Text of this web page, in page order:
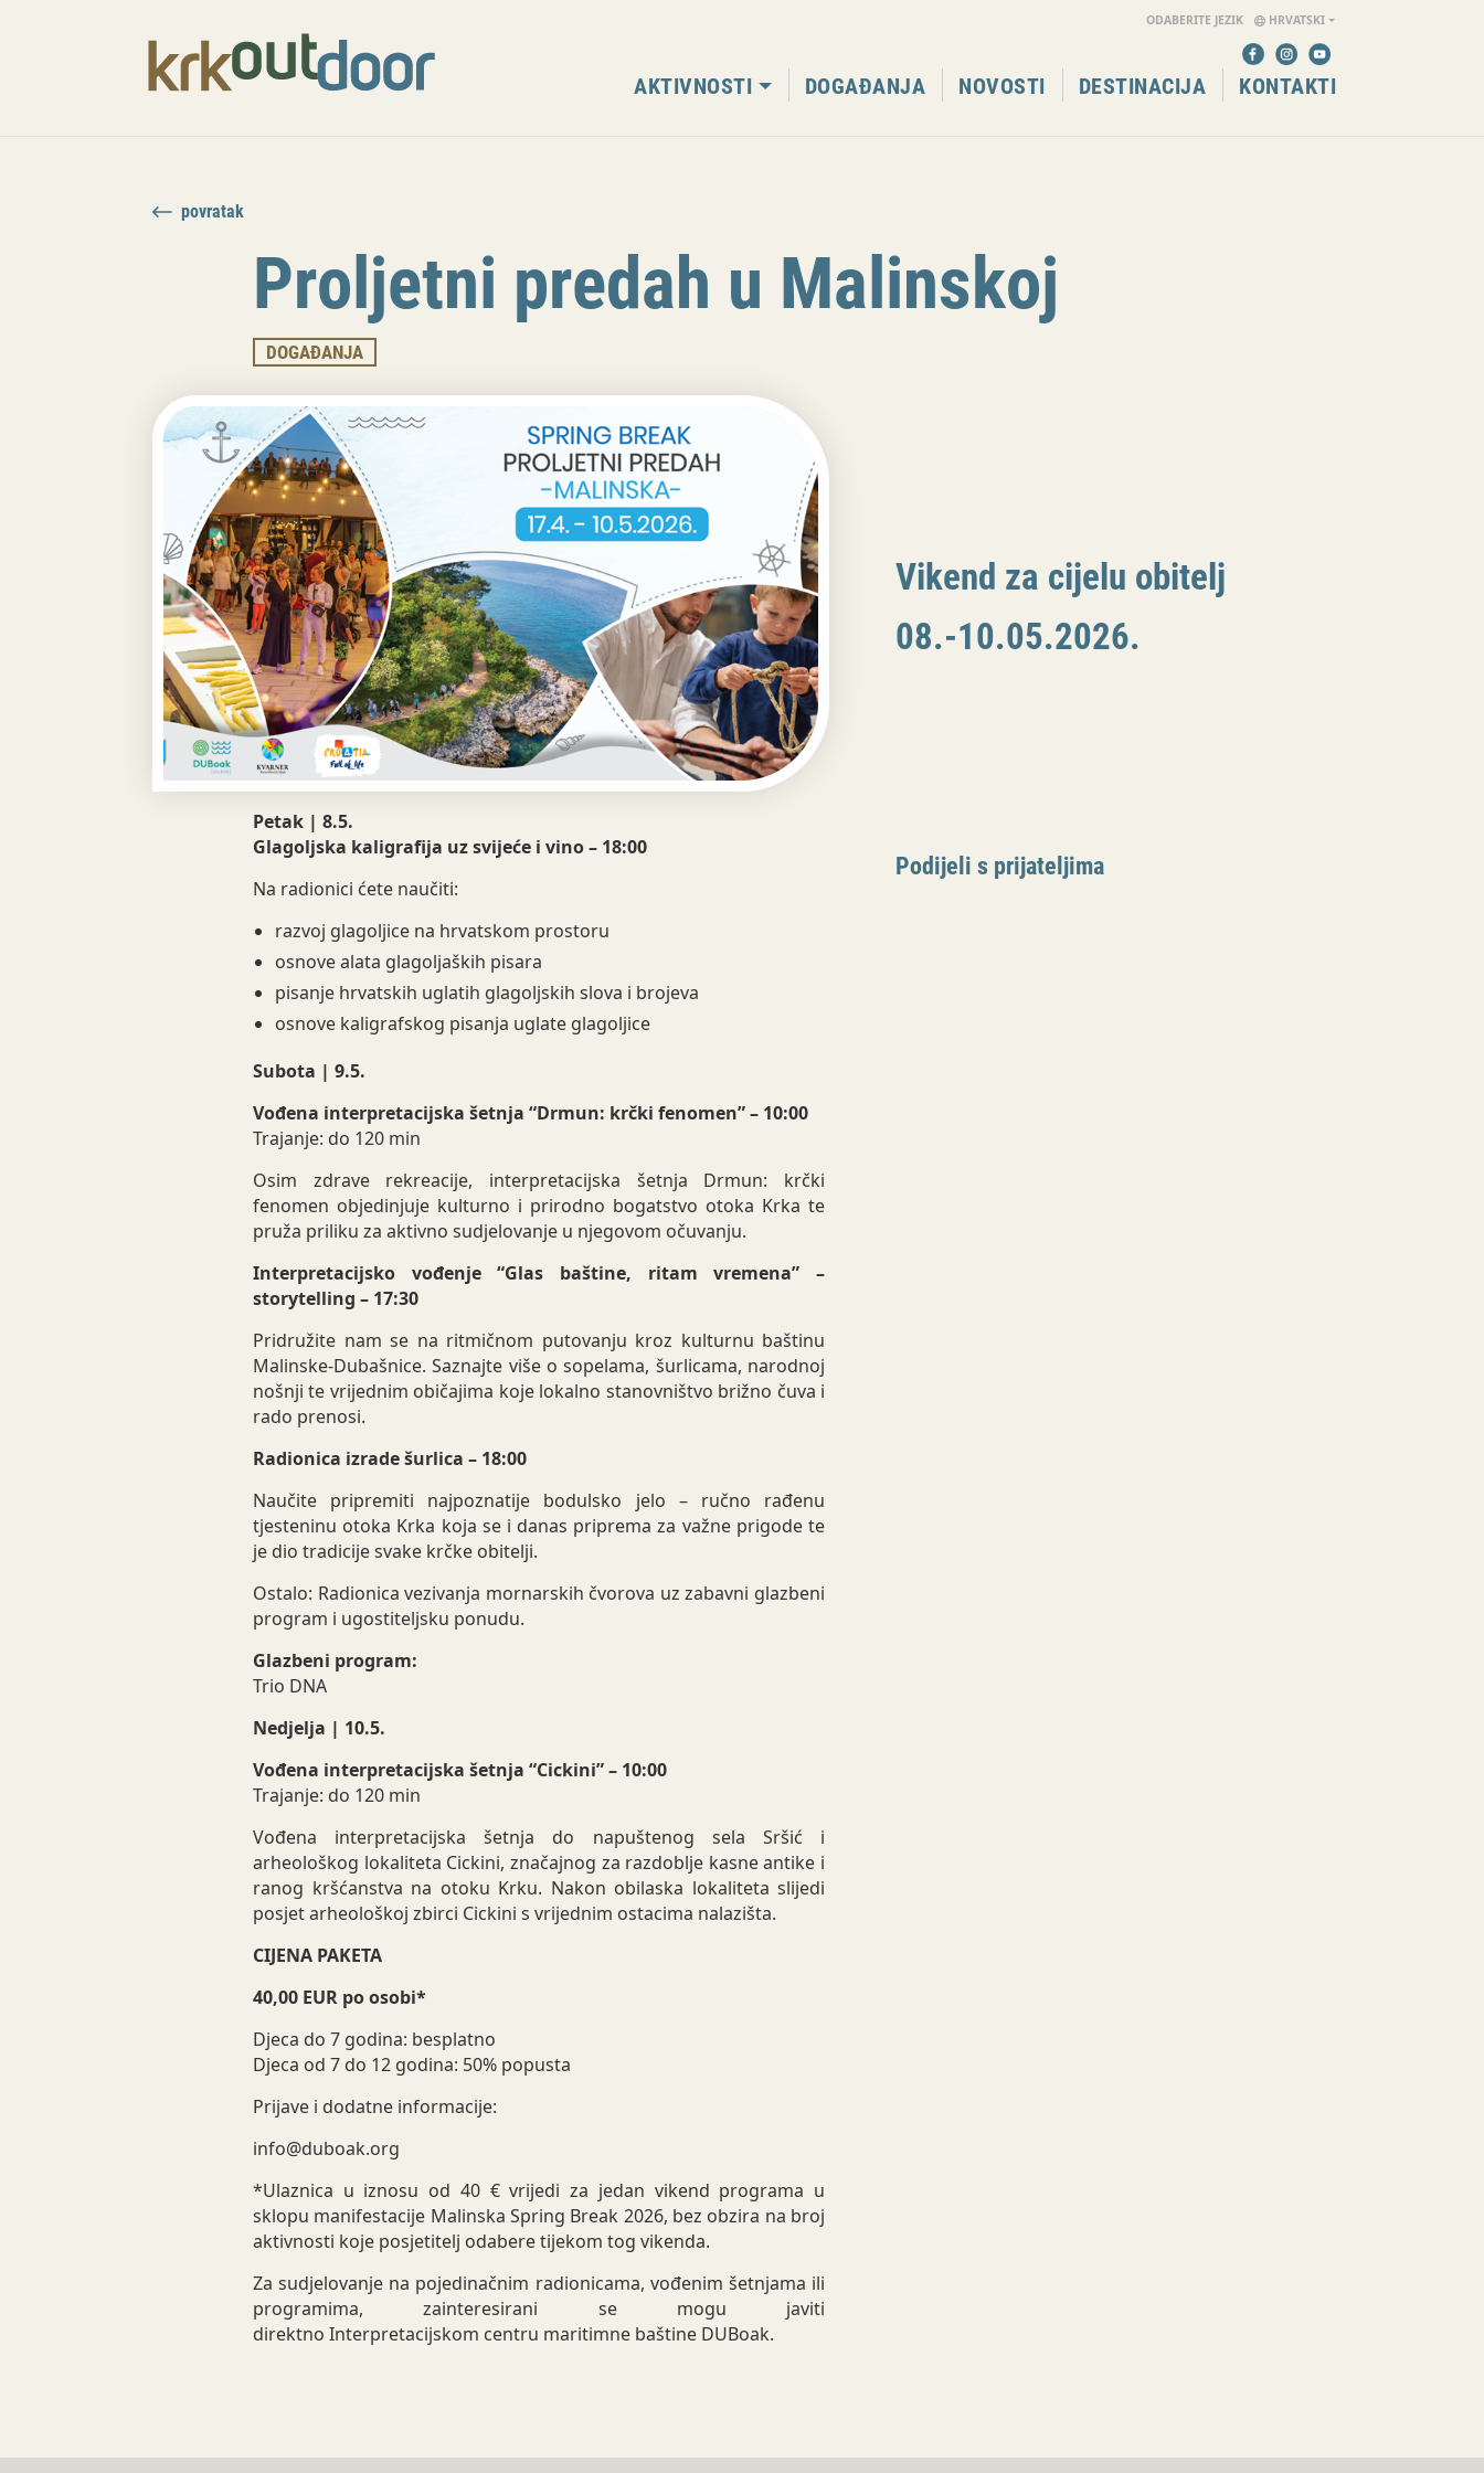
ODABERITE JEZIK HRVATSKI
AKTIVNOSTI DOGAĐANJA NOVOSTI DESTINACIJA KONTAKTI
povratak
Proljetni predah u Malinskoj
DOGAĐANJA
Vikend za cijelu obitelj
08.-10.05.2026.
Petak | 8.5.
Glagoljska kaligrafija uz svijeće i vino – 18:00
Na radionici ćete naučiti:
razvoj glagoljice na hrvatskom prostoru
osnove alata glagoljaških pisara
pisanje hrvatskih uglatih glagoljskih slova i brojeva
osnove kaligrafskog pisanja uglate glagoljice
Subota | 9.5.
Vođena interpretacijska šetnja “Drmun: krčki fenomen” – 10:00
Trajanje: do 120 min
Osim zdrave rekreacije, interpretacijska šetnja Drmun: krčki
fenomen objedinjuje kulturno i prirodno bogatstvo otoka Krka te
pruža priliku za aktivno sudjelovanje u njegovom očuvanju.
Interpretacijsko vođenje “Glas baštine, ritam vremena” –
storytelling – 17:30
Pridružite nam se na ritmičnom putovanju kroz kulturnu baštinu
Malinske-Dubašnice. Saznajte više o sopelama, šurlicama, narodnoj
nošnji te vrijednim običajima koje lokalno stanovništvo brižno čuva i
rado prenosi.
Radionica izrade šurlica – 18:00
Naučite pripremiti najpoznatije bodulsko jelo – ručno rađenu
tjesteninu otoka Krka koja se i danas priprema za važne prigode te
je dio tradicije svake krčke obitelji.
Ostalo: Radionica vezivanja mornarskih čvorova uz zabavni glazbeni
program i ugostiteljsku ponudu.
Glazbeni program:
Trio DNA
Nedjelja | 10.5.
Vođena interpretacijska šetnja “Cickini” – 10:00
Trajanje: do 120 min
Vođena interpretacijska šetnja do napuštenog sela Sršić i
arheološkog lokaliteta Cickini, značajnog za razdoblje kasne antike i
ranog kršćanstva na otoku Krku. Nakon obilaska lokaliteta slijedi
posjet arheološkoj zbirci Cickini s vrijednim ostacima nalazišta.
CIJENA PAKETA
40,00 EUR po osobi*
Djeca do 7 godina: besplatno
Djeca od 7 do 12 godina: 50% popusta
Prijave i dodatne informacije:
info@duboak.org
*Ulaznica u iznosu od 40 € vrijedi za jedan vikend programa u
sklopu manifestacije Malinska Spring Break 2026, bez obzira na broj
aktivnosti koje posjetitelj odabere tijekom tog vikenda.
Za sudjelovanje na pojedinačnim radionicama, vođenim šetnjama ili
programima, zainteresirani se mogu javiti
direktno Interpretacijskom centru maritimne baštine DUBoak.
Podijeli s prijateljima